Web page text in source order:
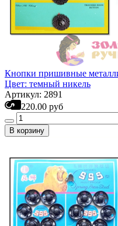
Кнопки пришивные
Цвет: темный никель
Артикул: 2891
220.00 руб
В корзину